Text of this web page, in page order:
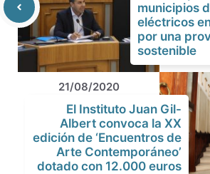
municipios
eléctricos
por una
sostenible
21/08/2020
El Instituto Juan Gil-
Albert convoca la XX
edición de ‘Encuentros de
Arte Contemporáneo’
dotado con 12.000 euros